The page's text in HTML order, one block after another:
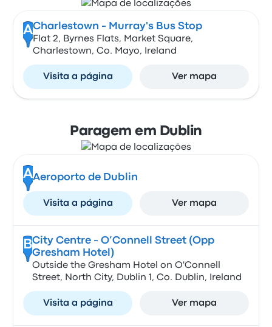
ACharlestown - Murray's Bus Stop
Flat 2, Byrnes Flats, Market Square,
Charlestown, Co. Mayo, Ireland
Visita a página Ver mapa
Paragem em Dublin
AAeroporto de Dublin
Visita a página Ver mapa
BCity Centre - O’Connell Street (Opp
Gresham Hotel)
Outside the Gresham Hotel on O'Connell
Street, North City, Dublin 1, Co. Dublin, Ireland
Visita a página Ver mapa